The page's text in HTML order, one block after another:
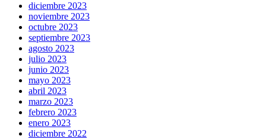
diciembre 2023
noviembre 2023
octubre 2023
septiembre 2023
agosto 2023
julio 2023
junio 2023
mayo 2023
abril 2023
marzo 2023
febrero 2023
enero 2023
diciembre 2022